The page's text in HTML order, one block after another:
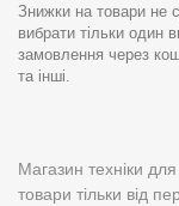
Знижки на товари не
вибрати тільки один
замовлення через
та інші.
Магазин техніки
товари тільки від